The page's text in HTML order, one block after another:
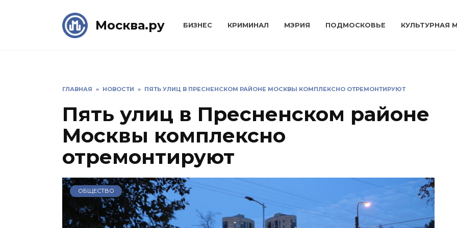
Москва.ру БИЗНЕС КРИМИНАЛ МЭРИЯ ПОДМОСКОВЬЕ КУЛЬТУРНАЯ
ГЛАВНАЯ » НОВОСТИ » ПЯТЬ УЛИЦ В ПРЕСНЕНСКОМ РАЙОНЕ МОСКВЫ КОМПЛЕКСНО ОТРЕМОНТИРУЮТ
Пять улиц в Пресненском районе
Москвы комплексно
отремонтируют
ОБЩЕСТВО